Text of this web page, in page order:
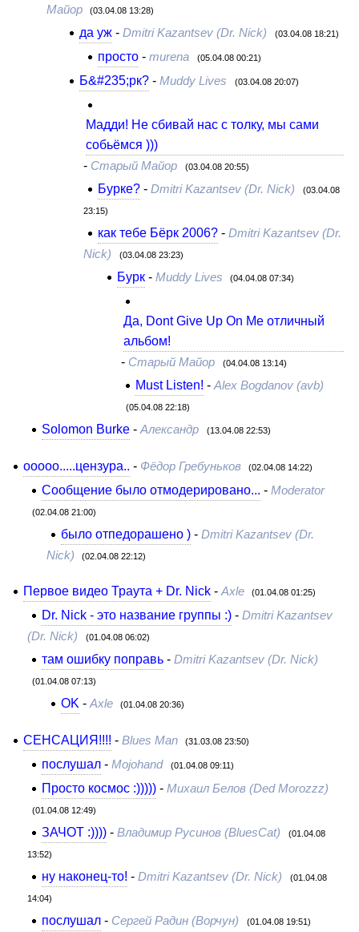
Майор (03.04.08 13:28)
да уж- Dmitri Kazantsev (Dr. Nick) (03.04.08 18:21)
просто -murena (05.04.08 00:21)
Б&#235;рк?- Muddy Lives (03.04.08 20:07)
Мадди! Не сбивай нас с толку, мы сами
собьёмся )))
- Старый Майор (03.04.08 20:55)
Бурке? -Dmitri Kazantsev (Dr. Nick) (03.04.08
23:15)
как тебе Бёрк 2006? -Dmitri Kazantsev (Dr.
Nick)
(03.04.08 23:23)
Бурк- Muddy Lives (04.04.08 07:34)
Да, Dont Give Up On Me отличный
альбом!
- Старый Майор (04.04.08 13:14)
Must Listen! -Alex Bogdanov (avb)
(05.04.08 22:18)
Solomon Burke -Александр (13.04.08 22:53)
ооооо.....цензура.. - Фёдор Гребуньков (02.04.08 14:22)
Сообщение было отмодерировано... -Moderator
(02.04.08 21:00)
было отпедорашено )- Dmitri Kazantsev (Dr.
Nick)
(02.04.08 22:12)
Первое видео Траута + Dr. Nick- Axle (01.04.08 01:25)
Dr. Nick - это название группы :) -Dmitri Kazantsev
(Dr. Nick)
(01.04.08 06:02)
там ошибку поправь -Dmitri Kazantsev (Dr. Nick)
(01.04.08 07:13)
OK - Axle (01.04.08 20:36)
СЕНСАЦИЯ!!!! - Blues Man (31.03.08 23:50)
послушал -Mojohand (01.04.08 09:11)
Просто космос :))))) -Михаил Белов (Ded Morozzz)
(01.04.08 12:49)
ЗАЧОТ :)))) -Владимир Русинов (BluesCat) (01.04.08
13:52)
ну наконец-то! -Dmitri Kazantsev (Dr. Nick) (01.04.08
14:04)
послушал - Сергей Радин (Ворчун) (01.04.08 19:51)